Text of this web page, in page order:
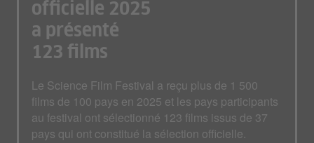
officielle 2025
a présenté
123 films
Le Science Film Festival a reçu plus de 1 500
films de 100 pays en 2025 et les pays participants
au festival ont sélectionné 123 films issus de 37
pays qui ont constitué la sélection officielle.